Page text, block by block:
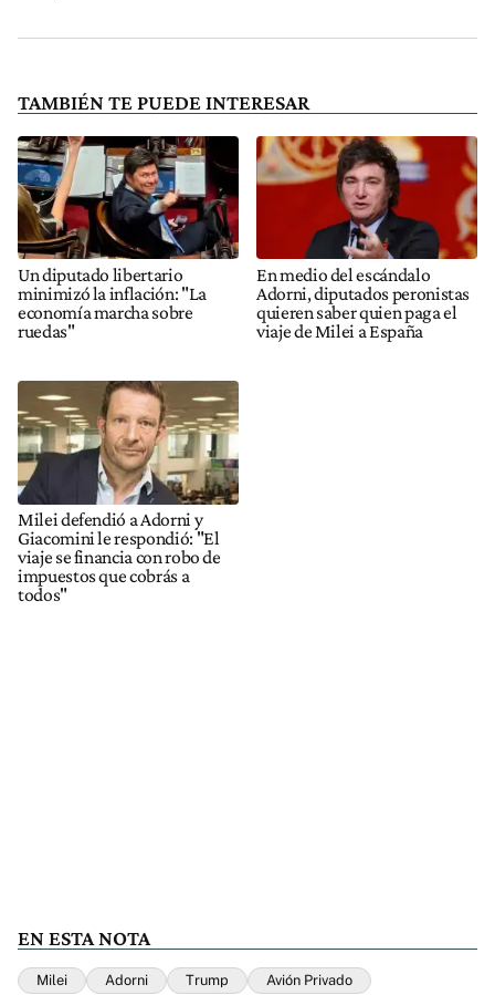
TAMBIÉN TE PUEDE INTERESAR
Un diputado libertario
minimizó la inflación: "La
economía marcha sobre
ruedas"
En medio del escándalo
Adorni, diputados peronistas
quieren saber quien paga el
viaje de Milei a España
Milei defendió a Adorni y
Giacomini le respondió: "El
viaje se financia con robo de
impuestos que cobrás a
todos"
EN ESTA NOTA
Milei Adorni Trump Avión Privado